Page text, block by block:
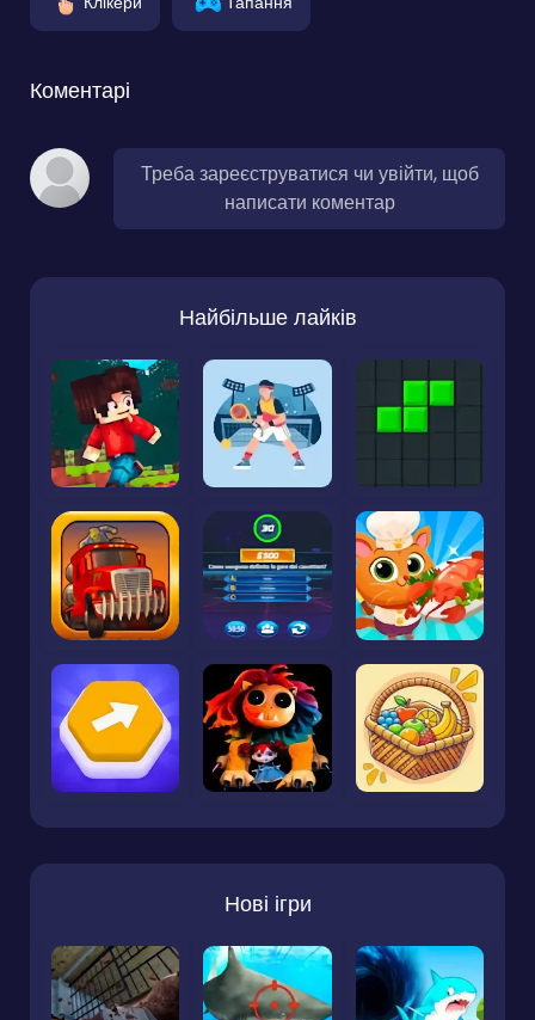
Коментарі
Треба зареєструватися чи увійти, щоб
написати коментар
Найбільше лайків
Нові ігри